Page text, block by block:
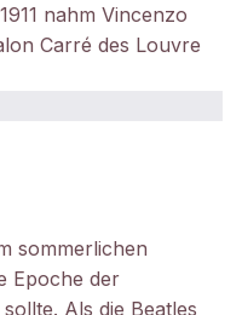
nahm Vincenzo
Carré des Louvre
sommerlichen
Epoche der
Als die Beatles